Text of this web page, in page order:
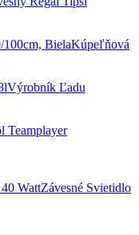
Kúpeľňová
Výrobník Ľadu
Teamplayer
Závesné Svietidlo